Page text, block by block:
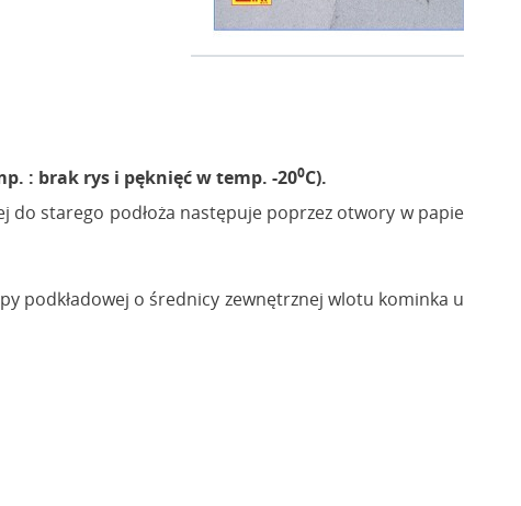
: brak rys i pęknięć w temp. -200C).
do starego podłoża następuje poprzez otwory w papie
podkładowej o średnicy zewnętrznej wlotu kominka u